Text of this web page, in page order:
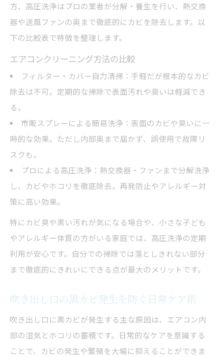
方、高圧洗浄はプロの業者が分解・養生を行い、熱交換
器や送風ファンの奥まで徹底的にカビを除去します。以
下の比較表で特徴を整理します。
エアコンクリーニング方法の比較
フィルター・カバー自力清掃：手軽だが根本的なカビ
除去は不可。定期的な掃除で表面汚れや臭いは軽減でき
る。
市販スプレーによる簡易洗浄：表面のカビや臭いに一
時的な効果。ただし内部奥まで届かず、誤使用で故障リ
スクも。
プロによる高圧洗浄：熱交換器・ファンまで分解洗浄
し、カビやホコリを徹底除去。再発防止やアレルギー対
策に高い効果。
特にカビ臭や黒い汚れが気になる場合や、小さな子ども
やアレルギー体質の方がいる家庭では、高圧洗浄の定期
利用が安心です。自分での掃除では落としきれない部分
まで徹底的にきれいにできる点が最大のメリットです。
吹き出し口の黒カビ発生を防ぐ日常ケア術
吹き出し口に黒カビが発生する主な原因は、エアコン内
部の湿気とホコリの蓄積です。日常的なケアを意識する
ことで、カビの発生や繁殖を大幅に抑えることができま